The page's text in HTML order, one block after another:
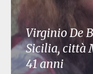
Virginio De
Sicilia, città
41 anni